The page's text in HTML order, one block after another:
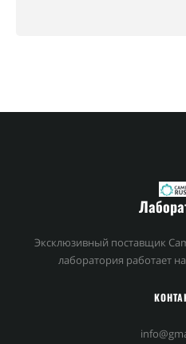
Эксклюзивный поставщик
лаборатория работает